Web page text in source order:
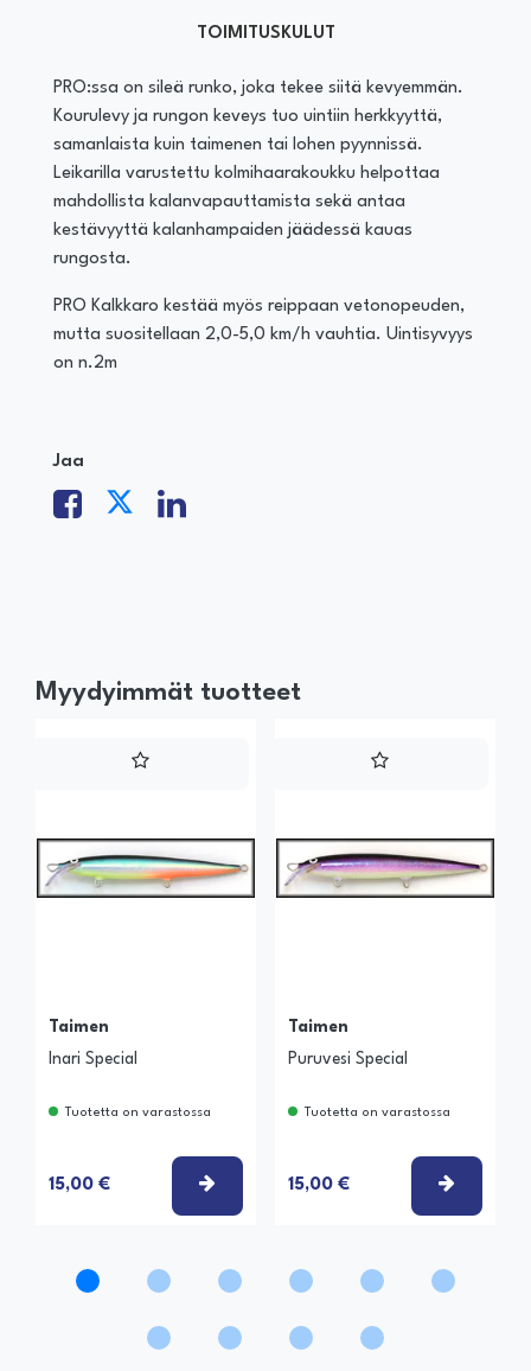
TOIMITUSKULUT
PRO:ssa on sileä runko, joka tekee siitä kevyemmän.
Kourulevy ja rungon keveys tuo uintiin herkkyyttä,
samanlaista kuin taimenen tai lohen pyynnissä.
Leikarilla varustettu kolmihaarakoukku helpottaa
mahdollista kalanvapauttamista sekä antaa
kestävyyttä kalanhampaiden jäädessä kauas
rungosta.
PRO Kalkkaro kestää myös reippaan vetonopeuden,
mutta suositellaan 2,0-5,0 km/h vauhtia. Uintisyvyys
on n.2m
Jaa
Myydyimmät tuotteet
Taimen
Inari Special
Tuotetta on varastossa
15,00 € VALITSE VAIHTOEHTO
Taimen
Puruvesi Special
Tuotetta on varastossa
15,00 €